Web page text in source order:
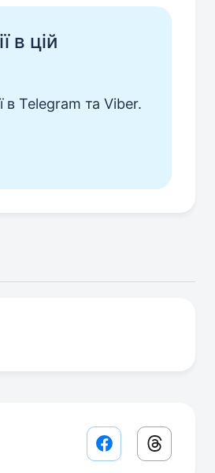
в цій
в Telegram та Viber.
Facebook share
Threads